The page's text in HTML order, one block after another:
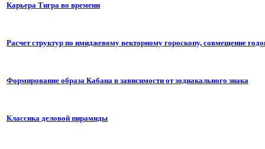
Карьера Тигра во времени
Расчет структур по имиджевому векторному гороскопу, совмещение
Формирование образа Кабана в зависимости от зодиакального знака
Классика деловой пирамиды